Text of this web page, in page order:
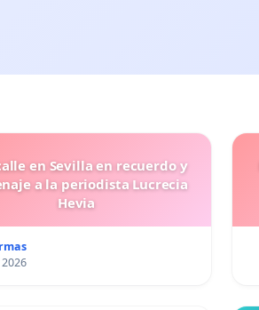
en Sevilla en recuerdo y
a la periodista Lucrecia
Hevia